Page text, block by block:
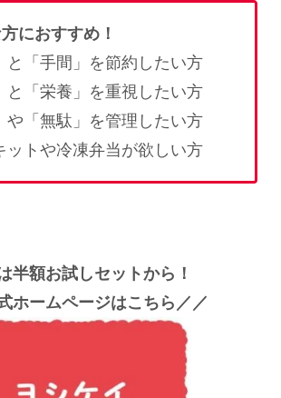
におすすめ！
「手間」を節約したい方
「栄養」を重視したい方
「無駄」を管理したい方
トや冷凍弁当が欲しい方
半額お試しセットから！
ホームページはこちら／／